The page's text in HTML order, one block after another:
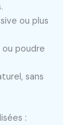
ou plus
poudre
sans
: